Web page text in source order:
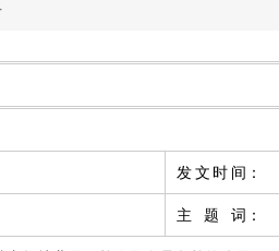
发文时间 ：
主 题 词 ：